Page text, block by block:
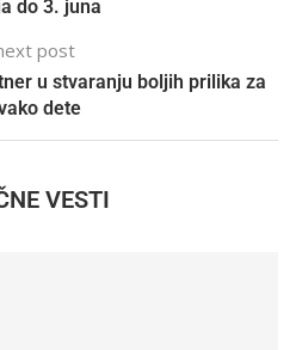
do 3. juna
post
u stvaranju boljih prilika za
dete
VESTI